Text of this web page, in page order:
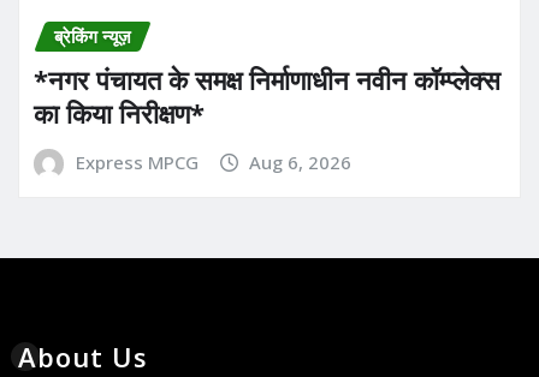
ब्रेकिंग न्यूज़
*नगर पंचायत के समक्ष निर्माणाधीन नवीन कॉम्प्लेक्स
का किया निरीक्षण*
Express MPCG Aug 6, 2026
About Us